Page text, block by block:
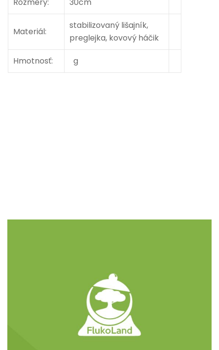
Rozmery: 30cm
Materiál:
stabilizovaný lišajník,
preglejka, kovový háčik
Hmotnosť: g